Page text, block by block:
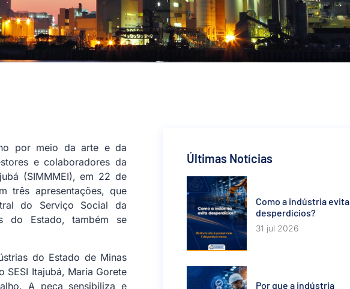
por meio da arte e da
e colaboradores da
(SIMMMEI), em 22 de
três apresentações, que
do Serviço Social da
do Estado, também se
do Estado de Minas
SESI Itajubá, Maria Gorete
A peça sensibiliza e
Últimas Notícias
Como a indústria evita
desperdícios?
31 jul 2026
Por que a indústria